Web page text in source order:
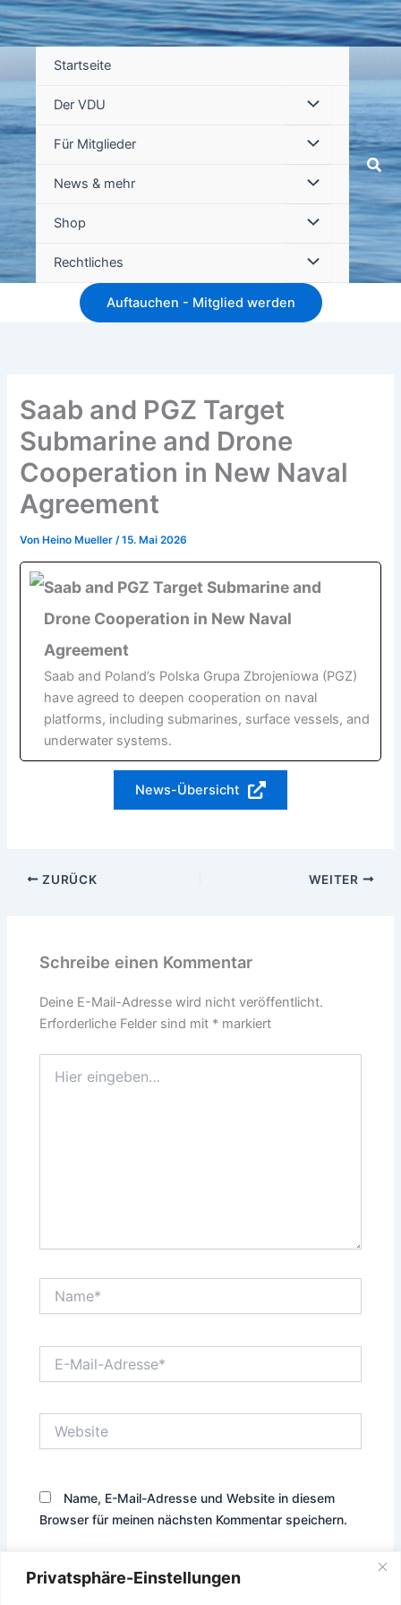
Privatsphäre-Einstellungen
Startseite
Der VDU
Für Mitglieder
News & mehr
Shop
Rechtliches
Auftauchen - Mitglied werden
Saab and PGZ Target
Submarine and Drone
Cooperation in New Naval
Agreement
Von Heino Mueller/15. Mai 2026
Saab and PGZ Target Submarine and
Drone Cooperation in New Naval
Agreement
Saab and Poland’s Polska Grupa Zbrojeniowa (PGZ)
have agreed to deepen cooperation on naval
platforms, including submarines, surface vessels, and
underwater systems.
News-Übersicht
ZURÜCK WEITER
Schreibe einen Kommentar
Deine E-Mail-Adresse wird nicht veröffentlicht.
Erforderliche Felder sind mit * markiert
eingeben…
Mail-
Name, E-Mail-Adresse und Website in diesem
Browser für meinen nächsten Kommentar speichern.